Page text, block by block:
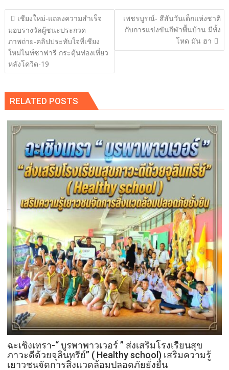
แนะแนว
เรื่อง
เชียงใหม่-แถลงความสำเร็จ
มอบรางวัลผู้ชนะประกวด
ภาพถ่าย-คลิปประทับใจที่เชียง
ใหม่ไนท์ซาฟารี กระตุ้นท่องเที่ยว
หลังโควิด-19
เพชรบูรณ์- สีสันวันเด็กแห่งชาติ
กับการแข่งขันกีฬาพื้นบ้าน มีทั้ง
โหด มัน ฮา
RELATED POSTS
ฉะเชิงเทรา-​“ บูรพาพาวเวอร์ ” ส่งเสริมโรงเรียนสุข
ภาวะดีด้วยจุลินทรีย์” ( Healthy school) เสริมความรู้
เยาวชนจัดการสิ่งแวดล้อมปลอดภัยยั่งยืน